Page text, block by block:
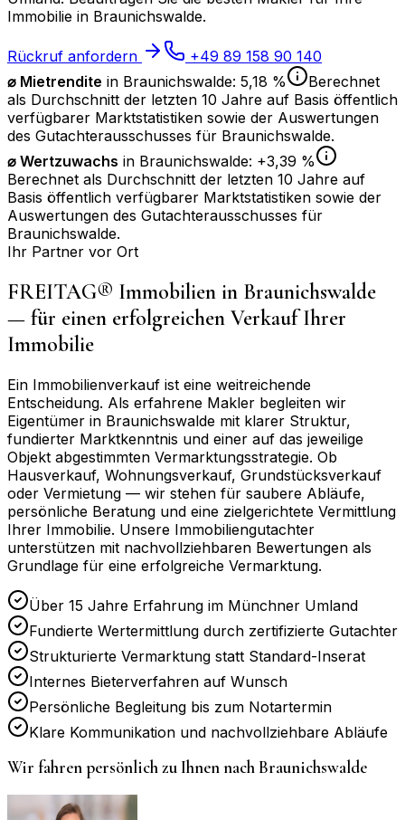
Immobilie in Braunichswalde.
Rückruf anfordern
+49 89 158 90 140
⌀ Mietrendite in Braunichswalde: 5,18 %
Berechnet
als Durchschnitt der letzten 10 Jahre auf Basis öffentlich
verfügbarer Marktstatistiken sowie der Auswertungen
des Gutachterausschusses für Braunichswalde.
⌀ Wertzuwachs in Braunichswalde: +3,39 %
Berechnet als Durchschnitt der letzten 10 Jahre auf
Basis öffentlich verfügbarer Marktstatistiken sowie der
Auswertungen des Gutachterausschusses für
Braunichswalde.
Ihr Partner vor Ort
FREITAG® Immobilien in Braunichswalde
— für einen erfolgreichen Verkauf Ihrer
Immobilie
Ein Immobilienverkauf ist eine weitreichende
Entscheidung. Als erfahrene Makler begleiten wir
Eigentümer in Braunichswalde mit klarer Struktur,
fundierter Marktkenntnis und einer auf das jeweilige
Objekt abgestimmten Vermarktungsstrategie. Ob
Hausverkauf, Wohnungsverkauf, Grundstücksverkauf
oder Vermietung — wir stehen für saubere Abläufe,
persönliche Beratung und eine zielgerichtete Vermittlung
Ihrer Immobilie. Unsere Immobiliengutachter
unterstützen mit nachvollziehbaren Bewertungen als
Grundlage für eine erfolgreiche Vermarktung.
Über 15 Jahre Erfahrung im Münchner Umland
Fundierte Wertermittlung durch zertifizierte Gutachter
Strukturierte Vermarktung statt Standard-Inserat
Internes Bieterverfahren auf Wunsch
Persönliche Begleitung bis zum Notartermin
Klare Kommunikation und nachvollziehbare Abläufe
Wir fahren persönlich zu Ihnen nachBraunichswalde